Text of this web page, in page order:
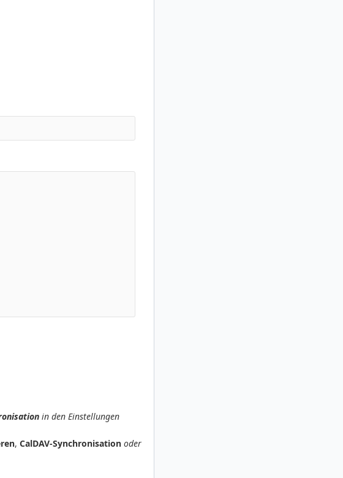
in den Einstellungen
, CalDAV-Synchronisation oder